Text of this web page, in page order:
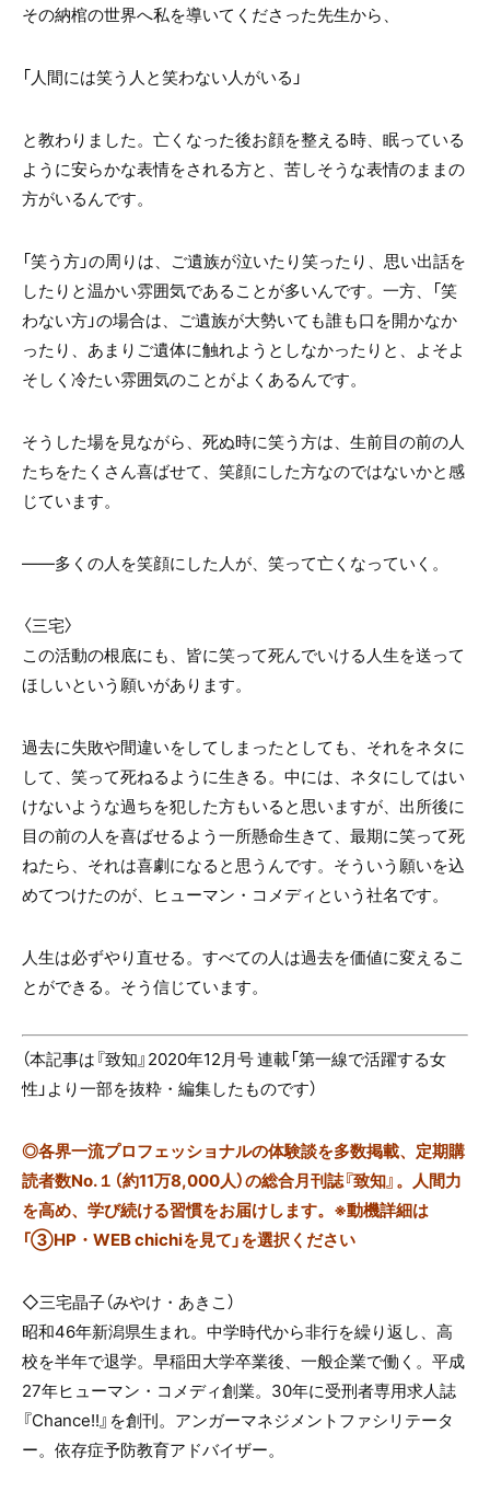
その納棺の世界へ私を導いてくださった先生から、
「人間には笑う人と笑わない人がいる」
と教わりました。亡くなった後お顔を整える時、眠っている
ように安らかな表情をされる方と、苦しそうな表情のままの
方がいるんです。
「笑う方」の周りは、ご遺族が泣いたり笑ったり、思い出話を
したりと温かい雰囲気であることが多いんです。一方、「笑
わない方」の場合は、ご遺族が大勢いても誰も口を開かなか
ったり、あまりご遺体に触れようとしなかったりと、よそよ
そしく冷たい雰囲気のことがよくあるんです。
そうした場を見ながら、死ぬ時に笑う方は、生前目の前の人
たちをたくさん喜ばせて、笑顔にした方なのではないかと感
じています。
――多くの人を笑顔にした人が、笑って亡くなっていく。
〈三宅〉
この活動の根底にも、皆に笑って死んでいける人生を送って
ほしいという願いがあります。
過去に失敗や間違いをしてしまったとしても、それをネタに
して、笑って死ねるように生きる。中には、ネタにしてはい
けないような過ちを犯した方もいると思いますが、出所後に
目の前の人を喜ばせるよう一所懸命生きて、最期に笑って死
ねたら、それは喜劇になると思うんです。そういう願いを込
めてつけたのが、ヒューマン・コメディという社名です。
人生は必ずやり直せる。すべての人は過去を価値に変えるこ
とができる。そう信じています。
（本記事は『致知』2020年12月号 連載「第一線で活躍する女
性」より一部を抜粋・編集したものです）
◎各界一流プロフェッショナルの体験談を多数掲載、定期購
読者数No.１（約11万8,000人）の総合月刊誌『致知』。人間力
を高め、学び続ける習慣をお届けします。※動機詳細は
「③HP・WEB chichiを見て」を選択ください
◇三宅晶子（みやけ・あきこ）
昭和46年新潟県生まれ。中学時代から非行を繰り返し、高
校を半年で退学。早稲田大学卒業後、一般企業で働く。平成
27年ヒューマン・コメディ創業。30年に受刑者専用求人誌
『Chance!!』を創刊。アンガーマネジメントファシリテータ
ー。依存症予防教育アドバイザー。